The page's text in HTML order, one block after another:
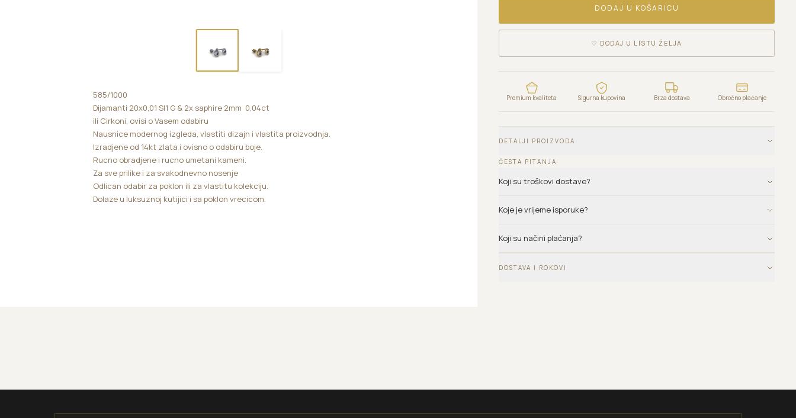
585/1000
Dijamanti 20x0,01 SI1 G & 2x saphire 2mm 0,04ct
ili Cirkoni, ovisi o Vasem odabiru
Nausnice modernog izgleda, vlastiti dizajn i vlastita proizvodnja.
Izradjene od 14kt zlata i ovisno o odabiru boje.
Rucno obradjene i rucno umetani kameni.
Za sve prilike i za svakodnevno nosenje
Odlican odabir za poklon ili za vlastitu kolekciju.
Dolaze u luksuznoj kutijici i sa poklon vrecicom.
DODAJ U KOŠARICU
♡ DODAJ U LISTU ŽELJA
Premium kvaliteta Sigurna kupovina Brza dostava Obročno plaćanje
DETALJI PROIZVODA
ČESTA PITANJA
Koji su troškovi dostave?
Koje je vrijeme isporuke?
Koji su načini plaćanja?
DOSTAVA I ROKOVI